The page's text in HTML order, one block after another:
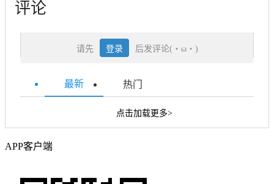
评论
请先 登录 后发评论(・ω・)
最新 热门
点击加载更多>
APP客户端